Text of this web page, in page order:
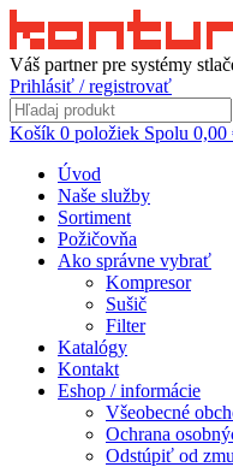
Váš partner pre systémy
Prihlásiť / registrovať
Košík 0 položiek Spolu 0,00
Úvod
Naše služby
Sortiment
Požičovňa
Ako správne vybrať
Kompresor
Sušič
Filter
Katalógy
Kontakt
Eshop / informácie
Všeobecné
Ochrana
Odstúpiť od